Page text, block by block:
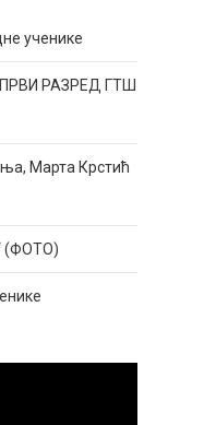
ученике
РАЗРЕД ГТШ
Марта Крстић
(ФОТО)